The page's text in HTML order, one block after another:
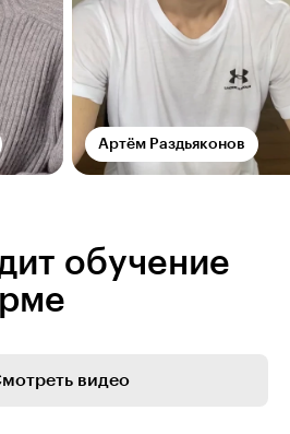
Артём Раздьяконов
обучение
видео